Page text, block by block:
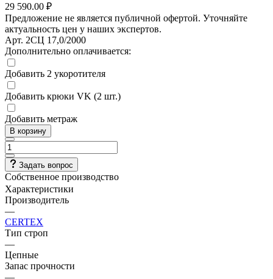
29 590.00 ₽
Предложение не является публичной офертой. Уточняйте
актуальность цен у наших экспертов.
Арт. 2СЦ 17,0/2000
Дополнительно оплачивается:
Добавить 2 укоротителя
Добавить крюки VK (2 шт.)
Добавить метраж
В корзину
Задать вопрос
Собственное производство
Характеристики
Производитель
—
CERTEX
Тип строп
—
Цепные
Запас прочности
—